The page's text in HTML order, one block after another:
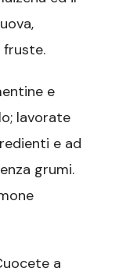
fruste.
e
lavorate
e ad
grumi.
a